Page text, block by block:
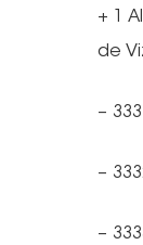
+ 1
de
–
–
–